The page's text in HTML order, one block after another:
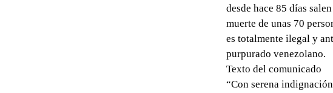
desde hace 85 días
muerte de unas 70
es totalmente ilegal y
purpurado venezolano.
Texto del comunicado
“Con serena